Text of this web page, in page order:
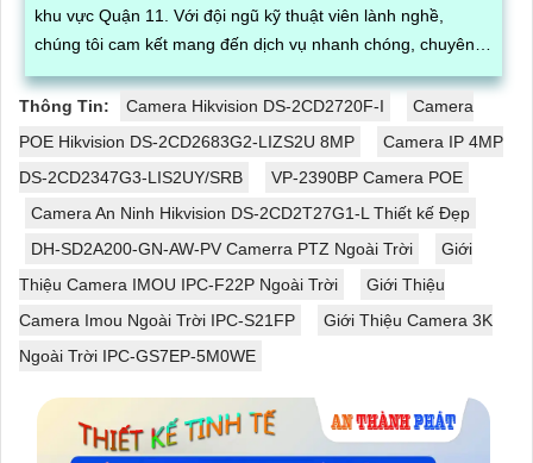
khu vực Quận 11. Với đội ngũ kỹ thuật viên lành nghề,
chúng tôi cam kết mang đến dịch vụ nhanh chóng, chuyên
nghiệp và hiệu quả
Thông Tin:
Camera Hikvision DS-2CD2720F-I
Camera
POE Hikvision DS-2CD2683G2-LIZS2U 8MP
Camera IP 4MP
DS-2CD2347G3-LIS2UY/SRB
VP-2390BP Camera POE
Camera An Ninh Hikvision DS-2CD2T27G1-L Thiết kế Đẹp
DH-SD2A200-GN-AW-PV Camerra PTZ Ngoài Trời
Giới
Thiệu Camera IMOU IPC-F22P Ngoài Trời
Giới Thiệu
Camera Imou Ngoài Trời IPC-S21FP
Giới Thiệu Camera 3K
Ngoài Trời IPC-GS7EP-5M0WE